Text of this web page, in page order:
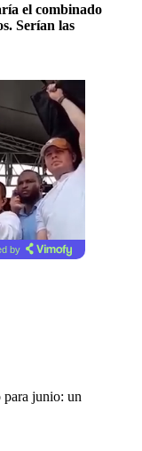
el combinado
Serían las
by
para junio: un